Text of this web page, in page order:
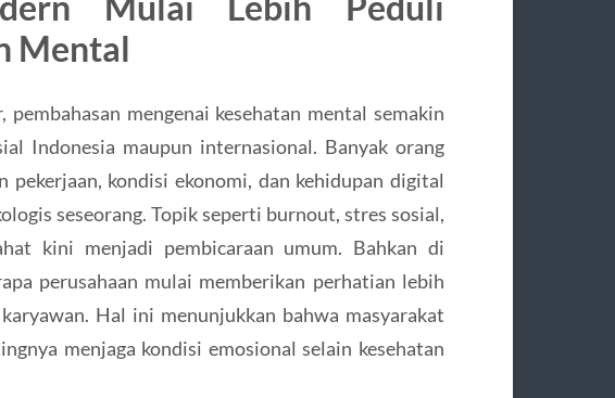
Mental
mengenai kesehatan mental semakin
Indonesia maupun internasional. Banyak orang
pekerjaan, kondisi ekonomi, dan kehidupan digital
seseorang. Topik seperti burnout, stres sosial,
kini menjadi pembicaraan umum. Bahkan di
perusahaan mulai memberikan perhatian lebih
Hal ini menunjukkan bahwa masyarakat
menjaga kondisi emosional selain kesehatan